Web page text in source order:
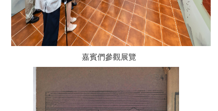
嘉賓們參觀展覽